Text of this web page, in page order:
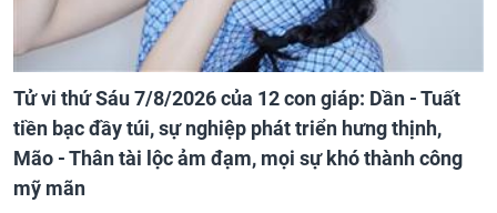
Tử vi thứ Sáu 7/8/2026 của 12 con giáp: Dần - Tuất
tiền bạc đầy túi, sự nghiệp phát triển hưng thịnh,
Mão - Thân tài lộc ảm đạm, mọi sự khó thành công
mỹ mãn